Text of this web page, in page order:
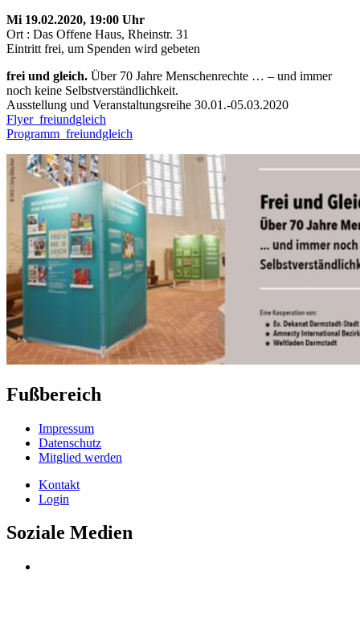
Mi 19.02.2020, 19:00 Uhr
Ort : Das Offene Haus, Rheinstr. 31
Eintritt frei, um Spenden wird gebeten
frei und gleich. Über 70 Jahre Menschenrechte … – und immer
noch keine Selbstverständlichkeit.
Ausstellung und Veranstaltungsreihe 30.01.-05.03.2020
Flyer_freiundgleich
Programm_freiundgleich
Fußbereich
Impressum
Datenschutz
Mitglied werden
Kontakt
Login
Soziale Medien